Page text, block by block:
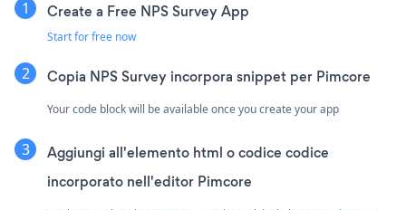
Create a Free NPS Survey App
Start for free now
Copia NPS Survey incorpora snippet per Pimcore
Your code block will be available once you create your app
Aggiungi all'elemento html o codice codice
incorporato nell'editor Pimcore